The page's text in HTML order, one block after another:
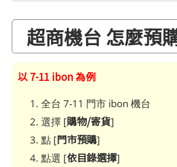
超商機台 怎麼預
以 7-11 ibon 為例
全台 7-11 門市 ibon 機台
選擇 [購物/寄貨]
點 [門市預購]
點選 [依目錄選擇]